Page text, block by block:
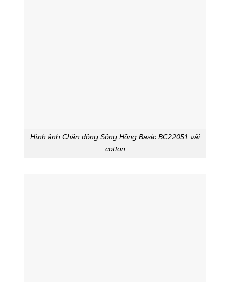
Hình ảnh Chăn đông Sông Hồng Basic BC22051 vải
cotton